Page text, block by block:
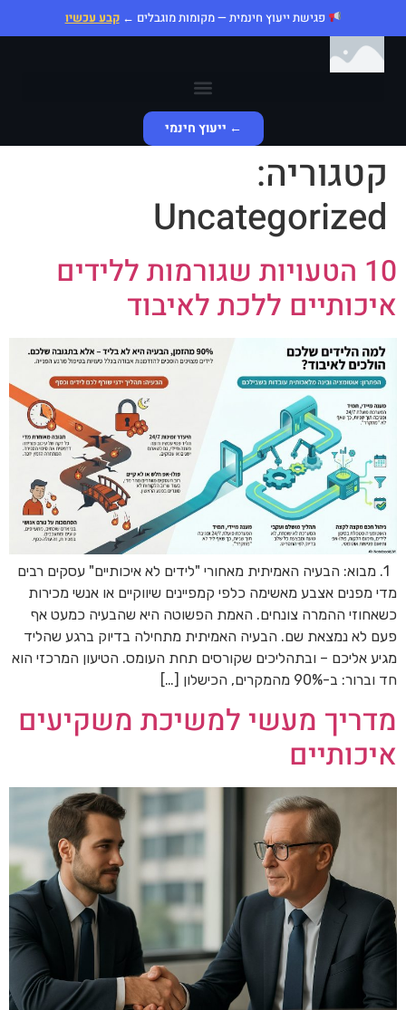
פגישת ייעוץ חינמית — מקומות מוגבלים ←קבע עכשיו
← ייעוץ חינמי
קטגוריה:
Uncategorized
10 הטעויות שגורמות ללידים
איכותיים ללכת לאיבוד
1. מבוא: הבעיה האמיתית מאחורי "לידים לא איכותיים" עסקים רבים
מדי מפנים אצבע מאשימה כלפי קמפיינים שיווקיים או אנשי מכירות
כשאחוזי ההמרה צונחים. האמת הפשוטה היא שהבעיה כמעט אף
פעם לא נמצאת שם. הבעיה האמיתית מתחילה בדיוק ברגע שהליד
מגיע אליכם – ובתהליכים שקורסים תחת העומס. הטיעון המרכזי הוא
חד וברור: ב-90% מהמקרים, הכישלון […]
מדריך מעשי למשיכת משקיעים
איכותיים